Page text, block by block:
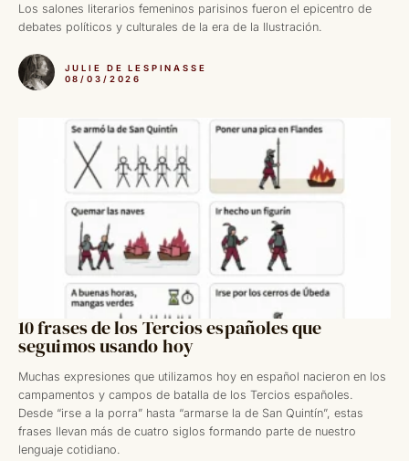
Los salones literarios femeninos parisinos fueron el epicentro de
debates políticos y culturales de la era de la Ilustración.
JULIE DE LESPINASSE
08/03/2026
10 frases de los Tercios españoles que
seguimos usando hoy
Muchas expresiones que utilizamos hoy en español nacieron en los
campamentos y campos de batalla de los Tercios españoles.
Desde “irse a la porra” hasta “armarse la de San Quintín”, estas
frases llevan más de cuatro siglos formando parte de nuestro
lenguaje cotidiano.